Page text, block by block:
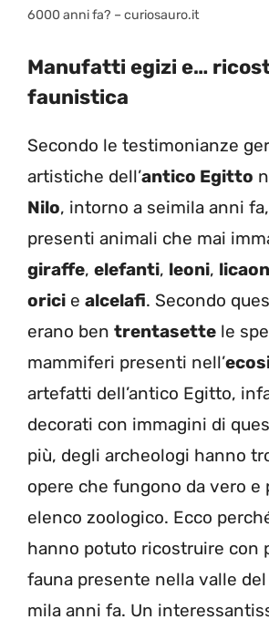
6000 anni fa? – curiosauro.it
Manufatti egizi e…
faunistica
Secondo le testimonianze
artistiche dell’antico Egitto
Nilo, intorno a seimila anni
presenti animali che mai
giraffe, elefanti, leoni,
orici e alcelafi. Secondo
erano ben trentasette le
mammiferi presenti nell’
artefatti dell’antico Egitto,
decorati con immagini di
più, degli archeologi hanno
opere che fungono da vero e
elenco zoologico. Ecco
hanno potuto ricostruire con
fauna presente nella valle
mila anni fa. Un